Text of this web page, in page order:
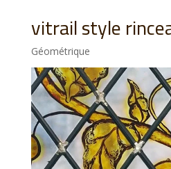
vitrail style
Géométrique